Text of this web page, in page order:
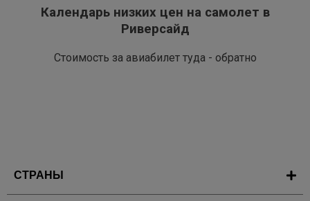
Календарь низких цен на самолет в
Риверсайд
Стоимость за авиабилет туда - обратно
СТРАНЫ